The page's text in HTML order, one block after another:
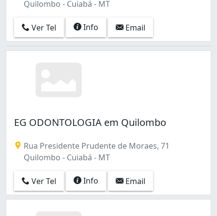
Quilombo - Cuiabá - MT
Ver Tel Info Email
EG ODONTOLOGIA em Quilombo
Rua Presidente Prudente de Moraes, 71
Quilombo - Cuiabá - MT
Ver Tel Info Email